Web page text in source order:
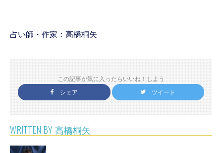
占い師・作家：高橋桐矢
この記事が気に入ったらいいね！しよう
シェア
ツイート
WRITTEN BY 高橋桐矢